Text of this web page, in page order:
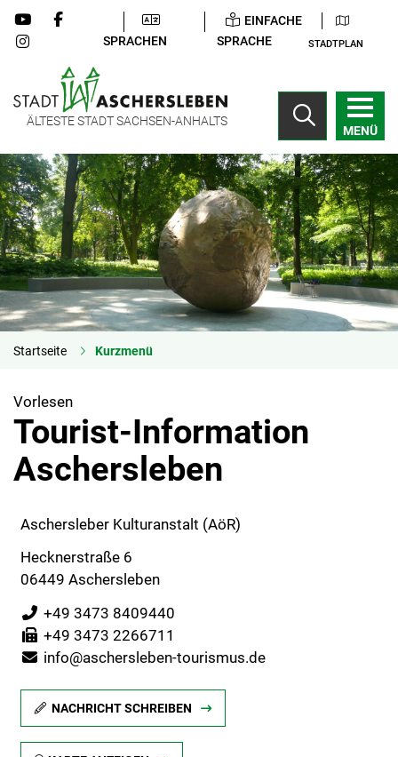
SPRACHEN
EINFACHE
SPRACHE
STADTPLAN
ÄLTESTE STADT SACHSEN-ANHALTS
MENÜ
Startseite Kurzmenü
Vorlesen
Tourist-Information
Aschersleben
Aschersleber Kulturanstalt (AöR)
Hecknerstraße 6
06449 Aschersleben
+49 3473 8409440
+49 3473 2266711
info@aschersleben-tourismus.de
NACHRICHT SCHREIBEN